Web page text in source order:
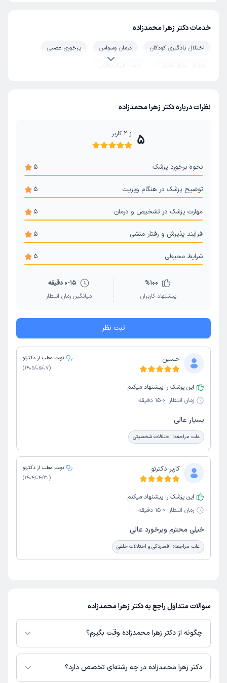
خدمات دکتر زهرا محمدزاده
اختلال یادگیری کودکان درمان وسواس
پرخوری عصبی
مشاور روابط عاطفی
درمان اسکیزوفرنی
درمان استرس و اضطراب
ترک سیگار
ناتوانی جنسی مردان و اختلال نعوظ
نظرات درباره دکتر زهرا محمدزاده
5 از 2 کاربر
نحوه برخورد پزشک 5
توضیح پزشک در هنگام ویزیت 5
مهارت پزشک در تشخیص و درمان 5
فرآیند پذیرش و رفتار منشی 5
شرایط محیطی 5
%100
پیشنهاد کاربران
0-15 دقیقه
میانگین زمان انتظار
ثبت نظر
حسین
نوبت مطب از دکترتو
(
1405/05/07
)
این پزشک را پیشنهاد میکنم
زمان انتظار: 0-15 دقیقه
بسیار عالی
علت مراجعه: اختلالات شخصیتی
کاربر دکترتو
نوبت مطب از دکترتو
(
1404/04/30
)
این پزشک را پیشنهاد میکنم
زمان انتظار: 0-15 دقیقه
خیلی محترم وبرخورد عالی
علت مراجعه: افسردگی و اختلالات خلقی
سوالات متداول راجع به دکتر زهرا محمدزاده
چگونه از دکتر زهرا محمدزاده وقت بگیرم؟
در صورتی کهدکتر زهرا محمدزادهدارای پروفایل فعال و نوبت‌دهی باز در پلتفرم
دکترتو باشند، می‌توانید از طریق این پلتفرم برای دریافت نوبت اقدام کنید. در
دکتر زهرا محمدزاده در چه رشته‌ای تخصص دارد؟